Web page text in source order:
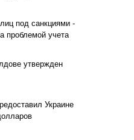
под санкциями -
проблемой учета
утвержден
Украине